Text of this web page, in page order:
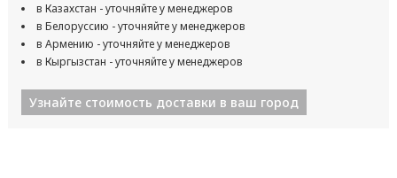
в Казахстан - уточняйте у менеджеров
в Белоруссию - уточняйте у менеджеров
в Армению - уточняйте у менеджеров
в Кыргызстан - уточняйте у менеджеров
Узнайте стоимость доставки в ваш город